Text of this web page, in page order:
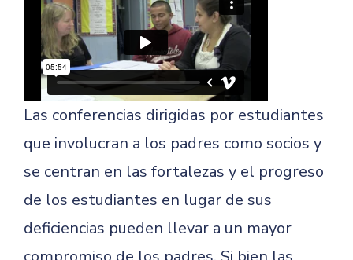
Las conferencias dirigidas por estudiantes
que involucran a los padres como socios y
se centran en las fortalezas y el progreso
de los estudiantes en lugar de sus
deficiencias pueden llevar a un mayor